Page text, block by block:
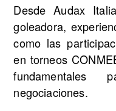
Desde Audax
goleadora,
como las
en torneos
negociaciones.